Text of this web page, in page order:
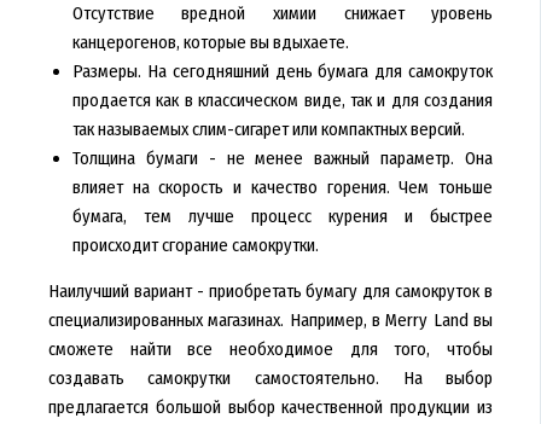
Отсутствие вредной химии снижает уровень
канцерогенов, которые вы вдыхаете.
Размеры. На сегодняшний день бумага для самокруток
продается как в классическом виде, так и для создания
так называемых слим-сигарет или компактных версий.
Толщина бумаги - не менее важный параметр. Она
влияет на скорость и качество горения. Чем тоньше
бумага, тем лучше процесс курения и быстрее
происходит сгорание самокрутки.
Наилучший вариант - приобретать бумагу для самокруток в
специализированных магазинах. Например, в Merry Land вы
сможете найти все необходимое для того, чтобы
создавать самокрутки самостоятельно. На выбор
предлагается большой выбор качественной продукции из